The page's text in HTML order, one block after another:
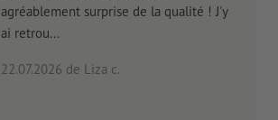
agréablement surprise de la qualité ! J'y
ai retrou...
22.07.2026 de Liza c.